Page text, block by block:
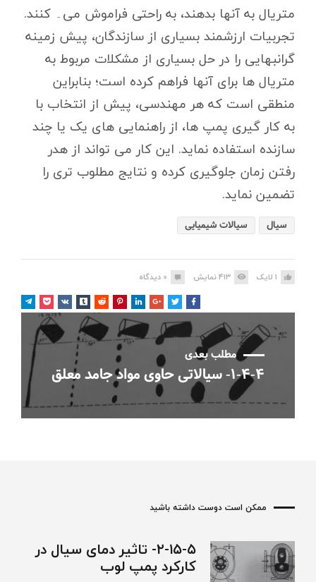
متریال به آنها بدهند، به راحتی فراموش می۔ کنند.
تجربیات ارزشمند بسیاری از سازندگان، پیش زمینه
گرانبهایی را در حل بسیاری از مشکلات مربوط به
متریال ها برای آنها فراهم کرده است؛ بنابراین
منطقی است که هر مهندسی، پیش از انتخاب با
به کار گیری پمپ ها، از راهنمایی های یک یا چند
سازنده استفاده نماید. این کار می تواند از هدر
رفتن زمان جلوگیری کرده و نتایج مطلوب تری را
تضمین نماید.
سیال سیالات شیمیایی
1 لایک 413نمایش 0 دیدگاه
مطلب بعدی
۱-۴-۴- سیالاتی حاوی مواد جامد معلق
ممکن است دوست داشته باشید
۲-۱۵-۵- تاثیر دمای سیال در
کارکرد پمپ لوب